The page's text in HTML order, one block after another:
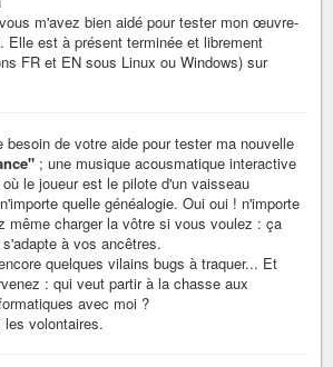
m'avez bien aidé pour tester mon œuvre-
. Elle est à présent terminée et librement
FR et EN sous Linux ou Windows) sur
besoin de votre aide pour tester ma nouvelle
; une musique acousmatique interactive
le joueur est le pilote d'un vaisseau
quelle généalogie. Oui oui ! n'importe
même charger la vôtre si vous voulez : ça
à vos ancêtres.
quelques vilains bugs à traquer... Et
: qui veut partir à la chasse aux
avec moi ?
les volontaires.